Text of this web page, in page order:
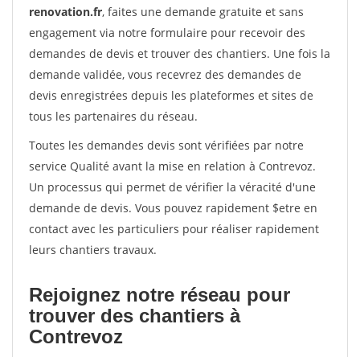
renovation.fr, faites une demande gratuite et sans
engagement via notre formulaire pour recevoir des
demandes de devis et trouver des chantiers. Une fois la
demande validée, vous recevrez des demandes de
devis enregistrées depuis les plateformes et sites de
tous les partenaires du réseau.
Toutes les demandes devis sont vérifiées par notre
service Qualité avant la mise en relation à Contrevoz.
Un processus qui permet de vérifier la véracité d'une
demande de devis. Vous pouvez rapidement $etre en
contact avec les particuliers pour réaliser rapidement
leurs chantiers travaux.
Rejoignez notre réseau pour
trouver des chantiers à
Contrevoz